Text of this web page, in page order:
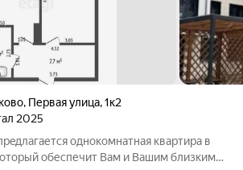
, Первая улица,1к2
2025
однокомнатная квaртирa в
обеспечит Вам и Вашим близким